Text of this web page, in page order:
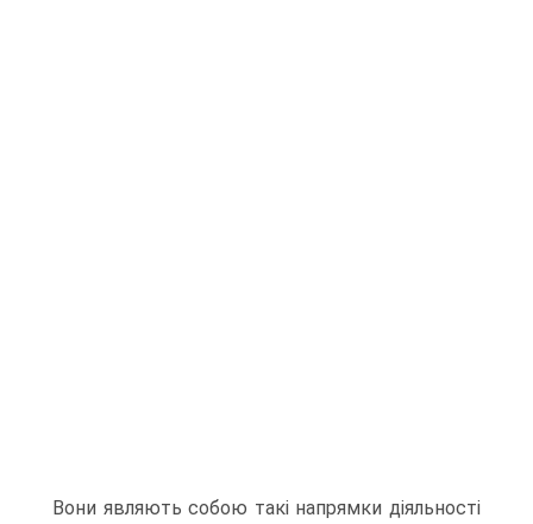
Вони являють собою такі напрямки діяльності